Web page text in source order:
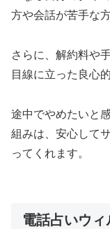
方や会話が苦手な
さらに、解約料や
目線に立った良心
途中でやめたいと
組みは、安心して
ってくれます。
電話占いウ